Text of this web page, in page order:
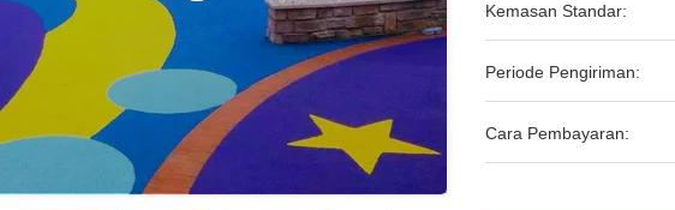
Kemasan Standar:
Periode Pengiriman:
Cara Pembayaran: